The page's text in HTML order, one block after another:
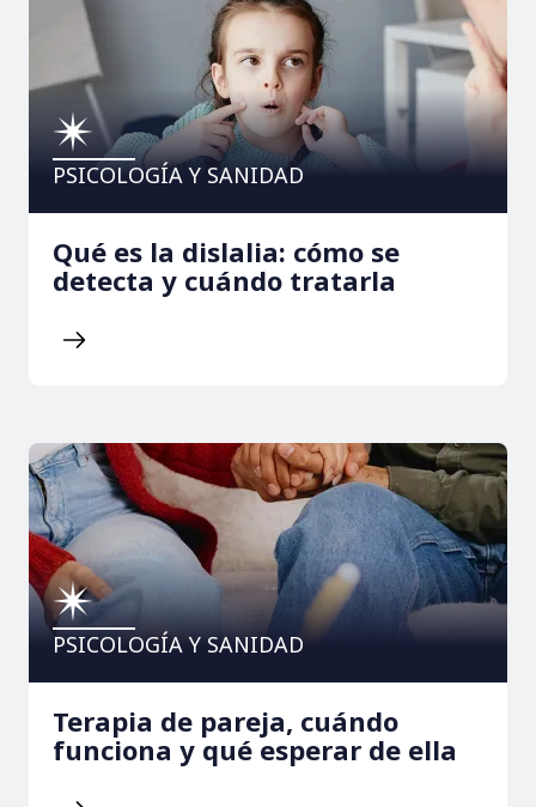
PSICOLOGÍA Y SANIDAD
Qué es la dislalia: cómo se
detecta y cuándo tratarla
PSICOLOGÍA Y SANIDAD
Terapia de pareja, cuándo
funciona y qué esperar de ella